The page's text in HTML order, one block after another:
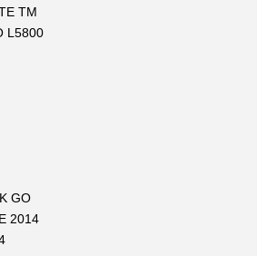
TM
L5800
GO
2014